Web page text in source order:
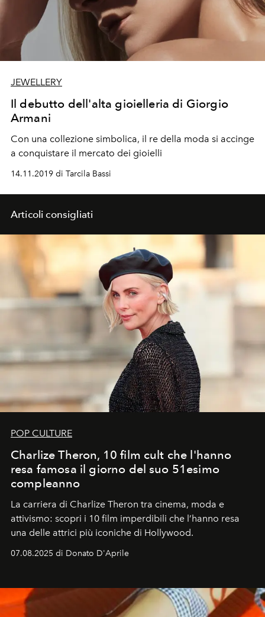
JEWELLERY
Il debutto dell'alta gioielleria di Giorgio
Armani
Con una collezione simbolica, il re della moda si accinge
a conquistare il mercato dei gioielli
14.11.2019 di Tarcila Bassi
Articoli consigliati
POP CULTURE
Charlize Theron, 10 film cult che l'hanno
resa famosa il giorno del suo 51esimo
compleanno
La carriera di Charlize Theron tra cinema, moda e
attivismo: scopri i 10 film imperdibili che l’hanno resa
una delle attrici più iconiche di Hollywood.
07.08.2025 di Donato D'Aprile